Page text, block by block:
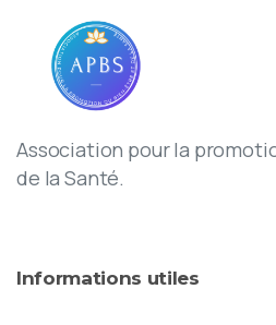
Association pour la
de la Santé.
Informations utiles